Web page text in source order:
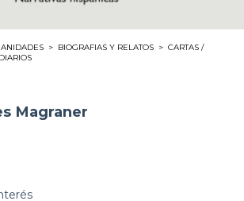
> BIOGRAFIAS Y RELATOS > CARTAS /
DIARIOS
Magraner